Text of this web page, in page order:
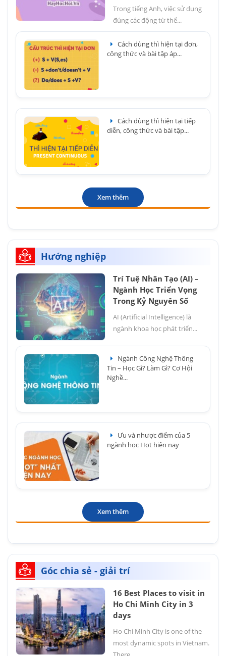
Trong tiếng Anh, việc sử dụng
đúng các động từ thể...
Cách dùng thì hiện tại đơn,
công thức và bài tập áp...
Cách dùng thì hiện tại tiếp
diễn, công thức và bài tập...
Xem thêm
Hướng nghiệp
Trí Tuệ Nhân Tạo (AI) –
Ngành Học Triển Vọng
Trong Kỷ Nguyên Số
AI (Artificial Intelligence) là
ngành khoa học phát triển...
Ngành Công Nghệ Thông
Tin – Học Gì? Làm Gì? Cơ Hội
Nghề...
Ưu và nhược điểm của 5
ngành học Hot hiện nay
Xem thêm
Góc chia sẻ - giải trí
16 Best Places to visit in
Ho Chi Minh City in 3
days
Ho Chi Minh City is one of the
most dynamic spots in Vietnam.